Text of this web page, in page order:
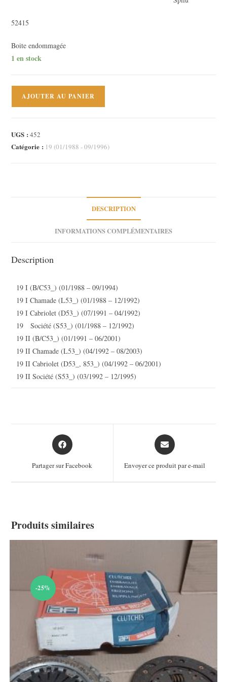
52415
Boite endommagée
1 en stock
AJOUTER AU PANIER
UGS :452
Catégorie : 19 (01/1988 - 09/1996)
DESCRIPTION
INFORMATIONS COMPLÉMENTAIRES
Description
19 I (B/C53_) (01/1988 – 09/1994)
19 I Chamade (L53_) (01/1988 – 12/1992)
19 I Cabriolet (D53_) (07/1991 – 04/1992)
19 Société (S53_) (01/1988 – 12/1992)
19 II (B/C53_) (01/1991 – 06/2001)
19 II Chamade (L53_) (04/1992 – 08/2003)
19 II Cabriolet (D53_, 853_) (04/1992 – 06/2001)
19 II Société (S53_) (03/1992 – 12/1995)
Opens
in
new
Partager sur Facebook
Opens
in
new
Envoyer ce produit par e-mail
Produits similaires
-25%